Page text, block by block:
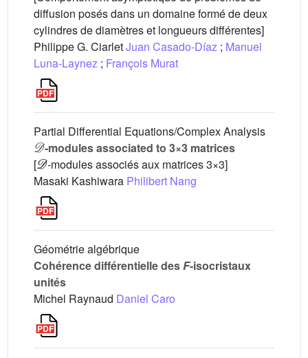
diffusion posés dans un domaine formé de deux
cylindres de diamètres et longueurs différentes]
Philippe G. CiarletJuan Casado-Díaz ; Manuel
Luna-Laynez ; François Murat
Partial Differential Equations/Complex Analysis
𝒟
-modules associated to 3×3 matrices
[
𝒟
-modules associés aux matrices 3×3]
Masaki Kashiwara Philibert Nang
Géométrie algébrique
Cohérence différentielle desF-isocristaux
unités
Michel Raynaud Daniel Caro